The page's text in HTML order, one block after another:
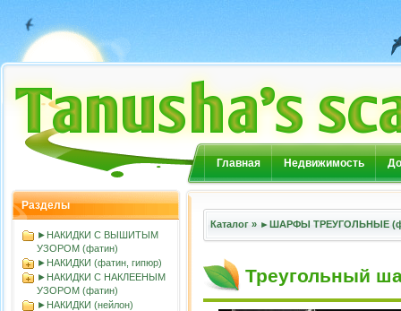
Главная Недвижимость
Разделы
►НАКИДКИ С ВЫШИТЫМ
УЗОРОМ (фатин)
►НАКИДКИ (фатин, гипюр)
►НАКИДКИ С НАКЛЕЕНЫМ
УЗОРОМ (фатин)
►НАКИДКИ (нейлон)
Каталог » ►ШАРФЫ ТРЕУГОЛЬНЫЕ
Треугольный